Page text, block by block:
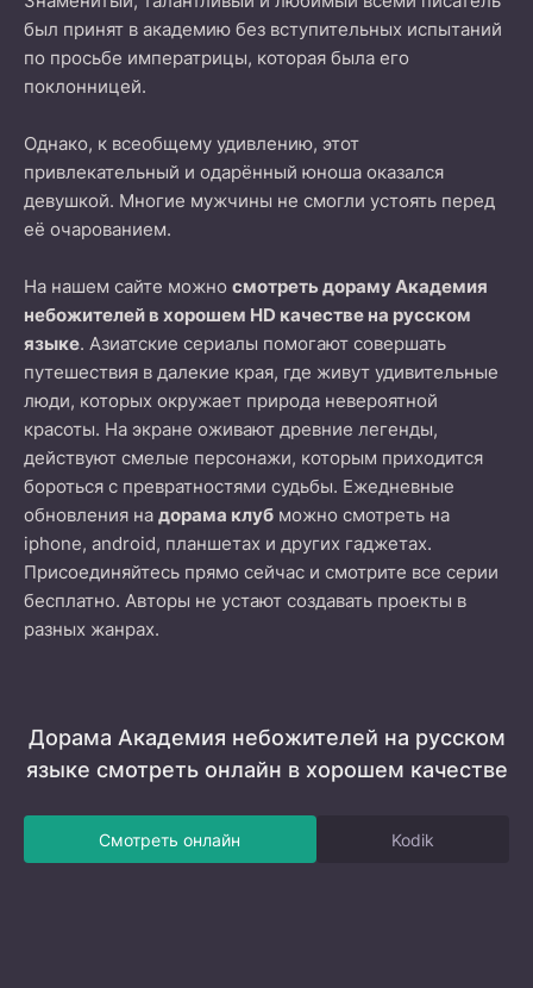
был принят в академию без вступительных испытаний
по просьбе императрицы, которая была его
поклонницей.
Однако, к всеобщему удивлению, этот
привлекательный и одарённый юноша оказался
девушкой. Многие мужчины не смогли устоять перед
её очарованием.
На нашем сайте можно смотреть дораму Академия
небожителей в хорошем HD качестве на русском
языке. Азиатские сериалы помогают совершать
путешествия в далекие края, где живут удивительные
люди, которых окружает природа невероятной
красоты. На экране оживают древние легенды,
действуют смелые персонажи, которым приходится
бороться с превратностями судьбы. Ежедневные
обновления на дорама клуб можно смотреть на
iphone, android, планшетах и других гаджетах.
Присоединяйтесь прямо сейчас и смотрите все серии
бесплатно. Авторы не устают создавать проекты в
разных жанрах.
Дорама Академия небожителей на русском
языке смотреть онлайн в хорошем качестве
Смотреть онлайн Kodik